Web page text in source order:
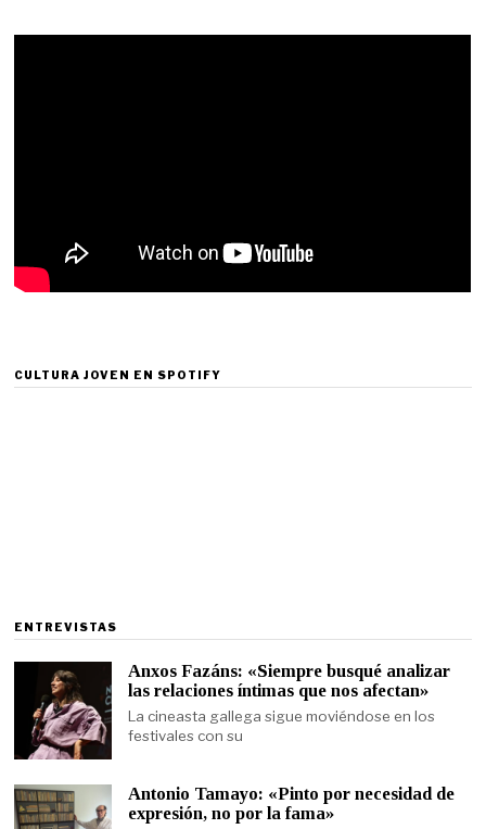
CULTURA JOVEN EN SPOTIFY
ENTREVISTAS
Anxos Fazáns: «Siempre busqué analizar
las relaciones íntimas que nos afectan»
La cineasta gallega sigue moviéndose en los
festivales con su
Antonio Tamayo: «Pinto por necesidad de
expresión, no por la fama»